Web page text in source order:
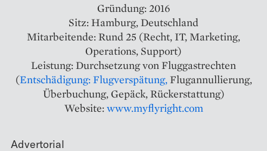
Gründung: 2016
Sitz: Hamburg, Deutschland
Mitarbeitende: Rund 25 (Recht, IT, Marketing,
Operations, Support)
Leistung: Durchsetzung von Fluggastrechten
(Entschädigung: Flugverspätung,Flugannullierung,
Überbuchung, Gepäck, Rückerstattung)
Website:www.myflyright.com
Advertorial